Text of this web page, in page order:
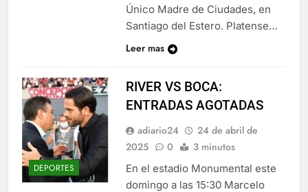
Único Madre de Ciudades, en
Santiago del Estero. Platense…
Leer mas
DEPORTES
RIVER VS BOCA:
ENTRADAS AGOTADAS
adiario24
24 de abril de
2025
0 3 minutos
En el estadio Monumental este
domingo a las 15:30 Marcelo